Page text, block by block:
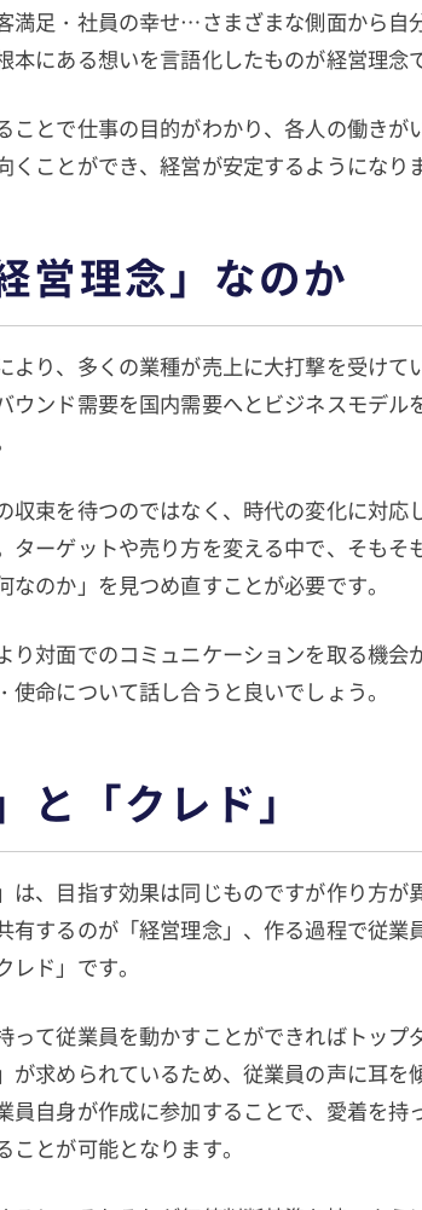
満足・社員の幸せ…さまざまな側面から自
にある想いを言語化したものが経営理念
ことで仕事の目的がわかり、各人の働きが
ことができ、経営が安定するようになり
営理念」なのか
より、多くの業種が売上に大打撃を受けて
ウンド需要を国内需要へとビジネスモデル
収束を待つのではなく、時代の変化に対応
ターゲットや売り方を変える中で、そもそ
のか」を見つめ直すことが必要です。
り対面でのコミュニケーションを取る機会
命について話し合うと良いでしょう。
と「クレド」
は、目指す効果は同じものですが作り方
有するのが「経営理念」、作る過程で従業
ド」です。
って従業員を動かすことができればトップ
が求められているため、従業員の声に耳を
員自身が作成に参加することで、愛着を持
とが可能となります。